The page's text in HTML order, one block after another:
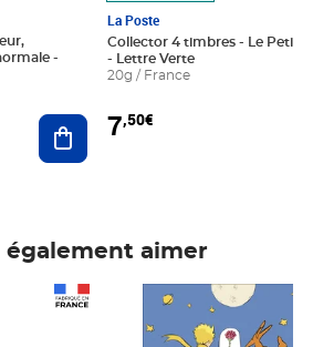
Ajouter au panier
La Poste
Collector 4 timbres - Le Petit
- Lettre Verte
20g / France
7,50€
également aimer
Prix 7,50€